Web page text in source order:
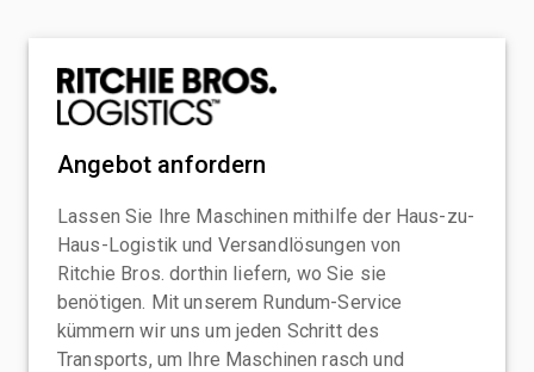
Angebot anfordern
Lassen Sie Ihre Maschinen mithilfe der Haus-zu-
Haus-Logistik und Versandlösungen von
Ritchie Bros. dorthin liefern, wo Sie sie
benötigen. Mit unserem Rundum-Service
kümmern wir uns um jeden Schritt des
Transports, um Ihre Maschinen rasch und